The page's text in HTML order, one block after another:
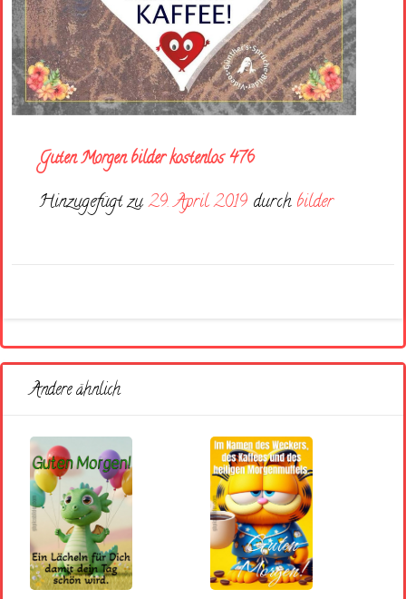
Guten Morgen bilder kostenlos 476
Hinzugefügt zu29. April 2019 durch bilder
Andere ähnlich